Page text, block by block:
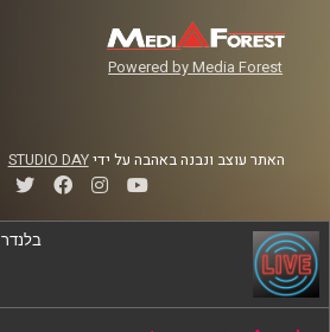
Powered by Media Forest
האתר עוצב ונבנה באהבה על ידיSTUDIO DAY
בלנדר